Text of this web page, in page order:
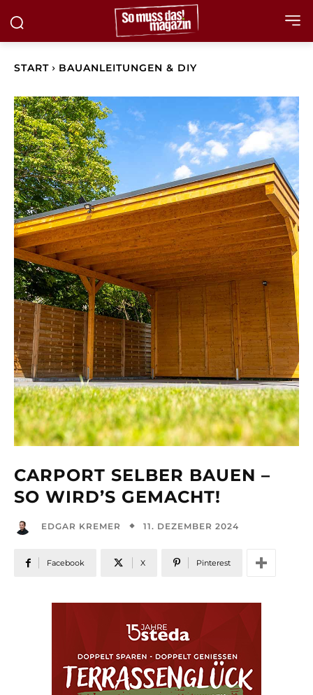
START BAUANLEITUNGEN & DIY
CARPORT SELBER BAUEN –
SO WIRD’S GEMACHT!
EDGAR KREMER 11. DEZEMBER 2024
Facebook X Pinterest